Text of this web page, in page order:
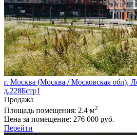
г. Москва (Москва / Московская обл),
д.228Бстр1
Продажа
Площадь помещения: 2.4 м2
Цена за помещение: 276 000 руб.
Перейти